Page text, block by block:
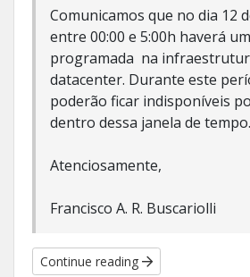
Comunicamos que no dia 12
entre 00:00 e 5:00h haverá
programada na
datacenter. Durante este
poderão ficar indisponíveis
dentro dessa janela de tempo.
Atenciosamente,
Francisco A. R. Buscariolli
Continue reading